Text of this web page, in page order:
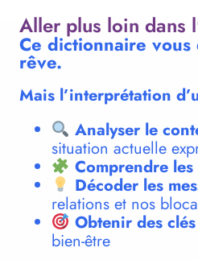
Aller plus loin dans
Ce dictionnaire
rêve.
Mais l’interprétation
Analyser le
situation actuelle
Comprendre
Décoder les
relations et nos
Obtenir des
bien-être